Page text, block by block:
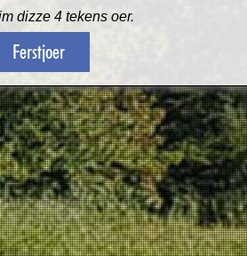
dizze 4 tekens oer.